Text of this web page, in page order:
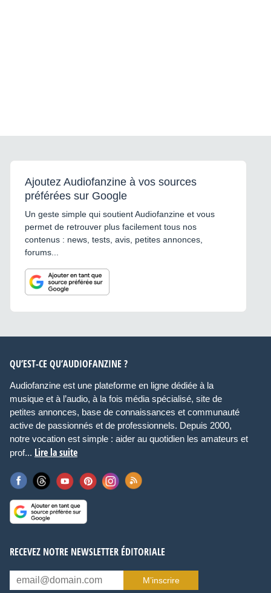
Ajoutez Audiofanzine à vos sources
préférées sur Google
Un geste simple qui soutient Audiofanzine et vous
permet de retrouver plus facilement tous nos
contenus : news, tests, avis, petites annonces,
forums...
QU’EST-CE QU’AUDIOFANZINE ?
Audiofanzine est une plateforme en ligne dédiée à la
musique et à l’audio, à la fois média spécialisé, site de
petites annonces, base de connaissances et communauté
active de passionnés et de professionnels. Depuis 2000,
notre vocation est simple : aider au quotidien les amateurs et
prof... Lire la suite
RECEVEZ NOTRE NEWSLETTER ÉDITORIALE
M’inscrire